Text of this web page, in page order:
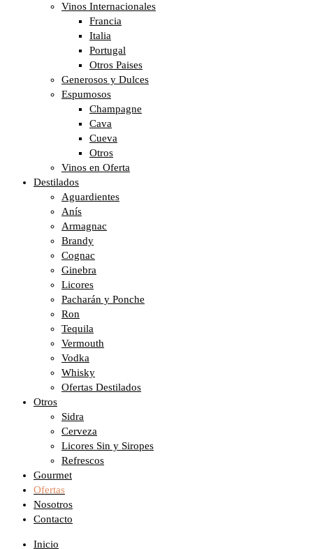
Vinos Internacionales
Francia
Italia
Portugal
Otros Paises
Generosos y Dulces
Espumosos
Champagne
Cava
Cueva
Otros
Vinos en Oferta
Destilados
Aguardientes
Anís
Armagnac
Brandy
Cognac
Ginebra
Licores
Pacharán y Ponche
Ron
Tequila
Vermouth
Vodka
Whisky
Ofertas Destilados
Otros
Sidra
Cerveza
Licores Sin y Siropes
Refrescos
Gourmet
Ofertas
Nosotros
Contacto
Inicio